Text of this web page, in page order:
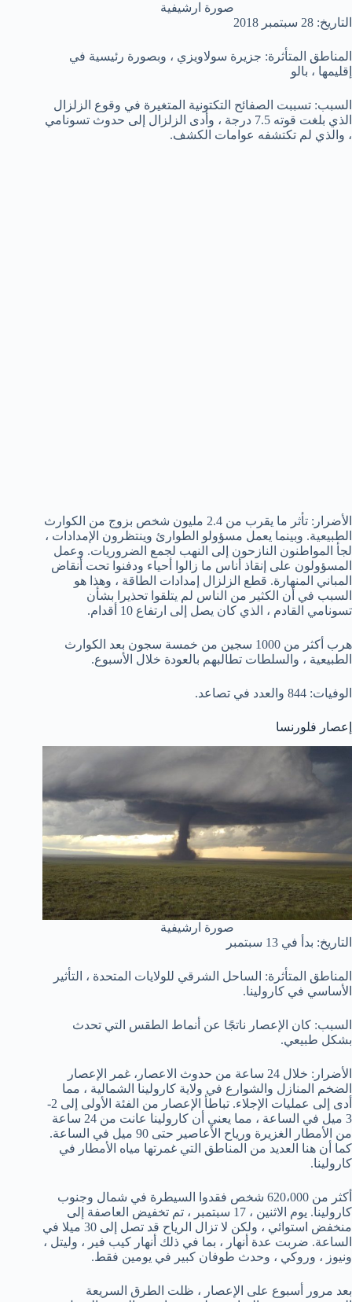
صورة ارشيفية
التاريخ: 28 سبتمبر 2018
المناطق المتأثرة: جزيرة سولاويزي ، وبصورة رئيسية في
إقليمها ، بالو
السبب: تسببت الصفائح التكتونية المتغيرة في وقوع الزلزال
الذي بلغت قوته 7.5 درجة ، وأدى الزلزال إلى حدوث تسونامي
، والذي لم تكتشفه عوامات الكشف.
الأضرار: تأثر ما يقرب من 2.4 مليون شخص بزوج من الكوارث
الطبيعية. وبينما يعمل مسؤولو الطوارئ وينتظرون الإمدادات ،
لجأ المواطنون النازحون إلى النهب لجمع الضروريات. وعمل
المسؤولون على إنقاذ أناس ما زالوا أحياء ودفنوا تحت أنقاض
المباني المنهارة. قطع الزلزال إمدادات الطاقة ، وهذا هو
السبب في أن الكثير من الناس لم يتلقوا تحذيرا بشأن
تسونامي القادم ، الذي كان يصل إلى ارتفاع 10 أقدام.
هرب أكثر من 1000 سجين من خمسة سجون بعد الكوارث
الطبيعية ، والسلطات تطالبهم بالعودة خلال الأسبوع.
الوفيات: 844 والعدد في تصاعد.
إعصار فلورنسا
صورة ارشيفية
التاريخ: بدأ في 13 سبتمبر
المناطق المتأثرة: الساحل الشرقي للولايات المتحدة ، التأثير
الأساسي في كارولينا.
السبب: كان الإعصار ناتجًا عن أنماط الطقس التي تحدث
بشكل طبيعي.
الأضرار: خلال 24 ساعة من حدوث الاعصار، غمر الإعصار
الضخم المنازل والشوارع في ولاية كارولينا الشمالية ، مما
أدى إلى عمليات الإجلاء. تباطأ الإعصار من الفئة الأولى إلى 2-
3 ميل في الساعة ، مما يعني أن كارولينا عانت من 24 ساعة
من الأمطار الغزيرة ورياح الأعاصير حتى 90 ميل في الساعة.
كما أن هنا العديد من المناطق التي غمرتها مياه الأمطار في
كارولينا.
أكثر من 620،000 شخص فقدوا السيطرة في شمال وجنوب
كارولينا. يوم الاثنين ، 17 سبتمبر ، تم تخفيض العاصفة إلى
منخفض استوائي ، ولكن لا تزال الرياح قد تصل إلى 30 ميلا في
الساعة. ضربت عدة أنهار ، بما في ذلك أنهار كيب فير ، وليتل ،
ونيوز ، وروكي ، وحدث طوفان كبير في يومين فقط.
بعد مرور أسبوع على الإعصار ، ظلت الطرق السريعة